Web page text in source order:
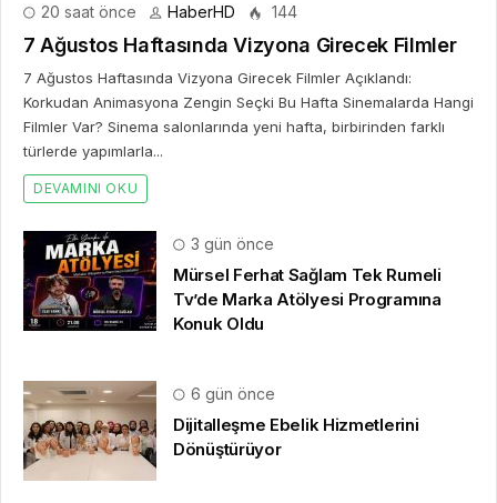
20 saat önce HaberHD 144
7 Ağustos Haftasında Vizyona Girecek Filmler
7 Ağustos Haftasında Vizyona Girecek Filmler Açıklandı:
Korkudan Animasyona Zengin Seçki Bu Hafta Sinemalarda Hangi
Filmler Var? Sinema salonlarında yeni hafta, birbirinden farklı
türlerde yapımlarla...
DEVAMINI OKU
3 gün önce
Mürsel Ferhat Sağlam Tek Rumeli
Tv’de Marka Atölyesi Programına
Konuk Oldu
6 gün önce
Dijitalleşme Ebelik Hizmetlerini
Dönüştürüyor